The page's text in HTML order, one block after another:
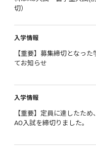
切）
入学情報
【重要】募集締切となった
てお知らせ
入学情報
【重要】定員に達したため
AO入試を締切りました。